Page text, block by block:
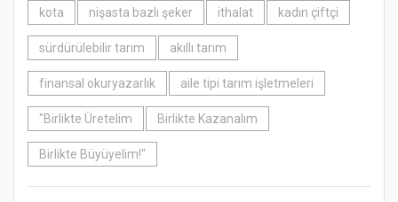
kota nişasta bazlı şeker ithalat kadın çiftçi
sürdürülebilir tarım akıllı tarım
finansal okuryazarlık aile tipi tarım işletmeleri
"Birlikte Üretelim Birlikte Kazanalım
Birlikte Büyüyelim!"